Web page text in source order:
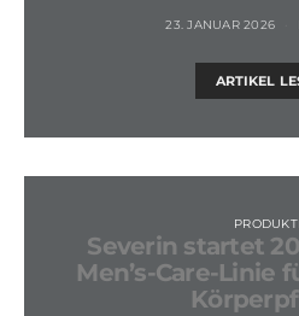
23. JANUAR 2026
ARTIKEL
Severin startet
Men’s-Care-Linie